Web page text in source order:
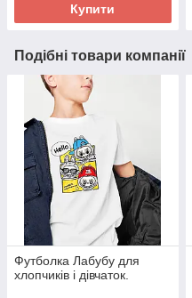
Купити
Подібні товари компанії
Футболка Лабубу для
хлопчиків і дівчаток.